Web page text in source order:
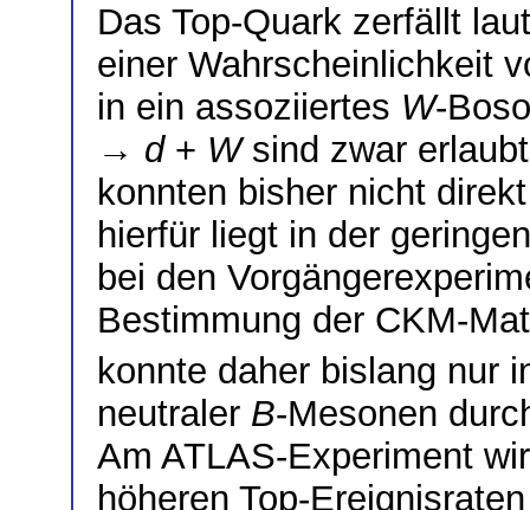
Das Top-Quark zerfällt
einer Wahrscheinlichkeit
in ein assoziiertes W-
→ d+ Wsind zwar
konnten bisher nicht
hierfür liegt in der
bei den
Bestimmung der CKM-
konnte daher bislang nur
neutraler B-Mesonen
Am ATLAS-Experiment
höheren Top-